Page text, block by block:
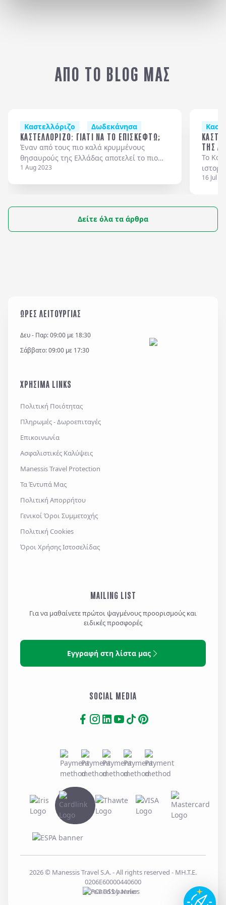
ΑΠΟ ΤΟ BLOG ΜΑΣ
Καστελλόριζο Δωδεκάνησα
ΚΑΣΤΕΛΛΟΡΙΖΟ: ΓΙΑΤΙ ΝΑ ΤΟ ΕΠΙΣΚΕΦΤΩ;
Έναν από τους πιο καλά κρυμμένους
θησαυρούς της Ελλάδας αποτελεί το πιο
απομακρυσμένο λιλιπούτειο νησί του
1 Aug 2023
ΤΗΣ
Το
που
16 Jul
Δείτε όλα τα άρθρα
ΩΡΕΣ ΛΕΙΤΟΥΡΓΙΑΣ
Δευ - Παρ: 09:00 με 18:30
Σάββατο: 09:00 με 17:30
ΧΡΗΣΙΜΑ LINKS
Πολιτική Ποιότητας
Πληρωμές - Δωροεπιταγές
Επικοινωνία
Ασφαλιστικές Καλύψεις
Manessis Travel Protection
Τα Έντυπά Μας
Πολιτική Απορρήτου
Γενικοί Όροι Συμμετοχής
Πολιτική Cookies
Όροι Χρήσης Ιστοσελίδας
MAILING LIST
Για να μαθαίνετε πρώτοι ψαγμένους προορισμούς και
ειδικές προσφορές
Εγγραφή στη λίστα μας
SOCIAL MEDIA
2026© Manessis Travel S.A. - All rights reserved - MH.T.E.
0206E60000440600
Created byNelios